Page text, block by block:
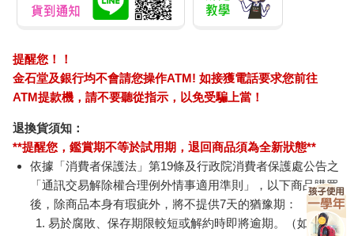
提醒您！！
金石堂及銀行均不會請您操作ATM! 如接獲電話要求您前往
ATM提款機，請不要聽從指示，以免受騙上當！
退換貨須知：
**提醒您，鑑賞期不等於試用期，退回商品須為全新狀態**
依據「消費者保護法」第19條及行政院消費者保護處公告之
「通訊交易解除權合理例外情事適用準則」，以下商品購買
後，除商品本身有瑕疵外，將不提供7天的猶豫期：
易於腐敗、保存期限較短或解約時即將逾期。（如：生